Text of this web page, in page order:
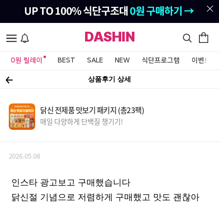
DASHIN
0원 릴레이 BEST SALE NEW 식단프로그램 이벤트&
상품후기 상세
닭신 전제품 맛보기 패키지 (총23팩)
매일 다양하게 단백질 챙기기!
2026.05.08
인스타 광고보고 구매했습니다
닭신절 기념으로 저렴하게 구매했고 맛도 괜찮아